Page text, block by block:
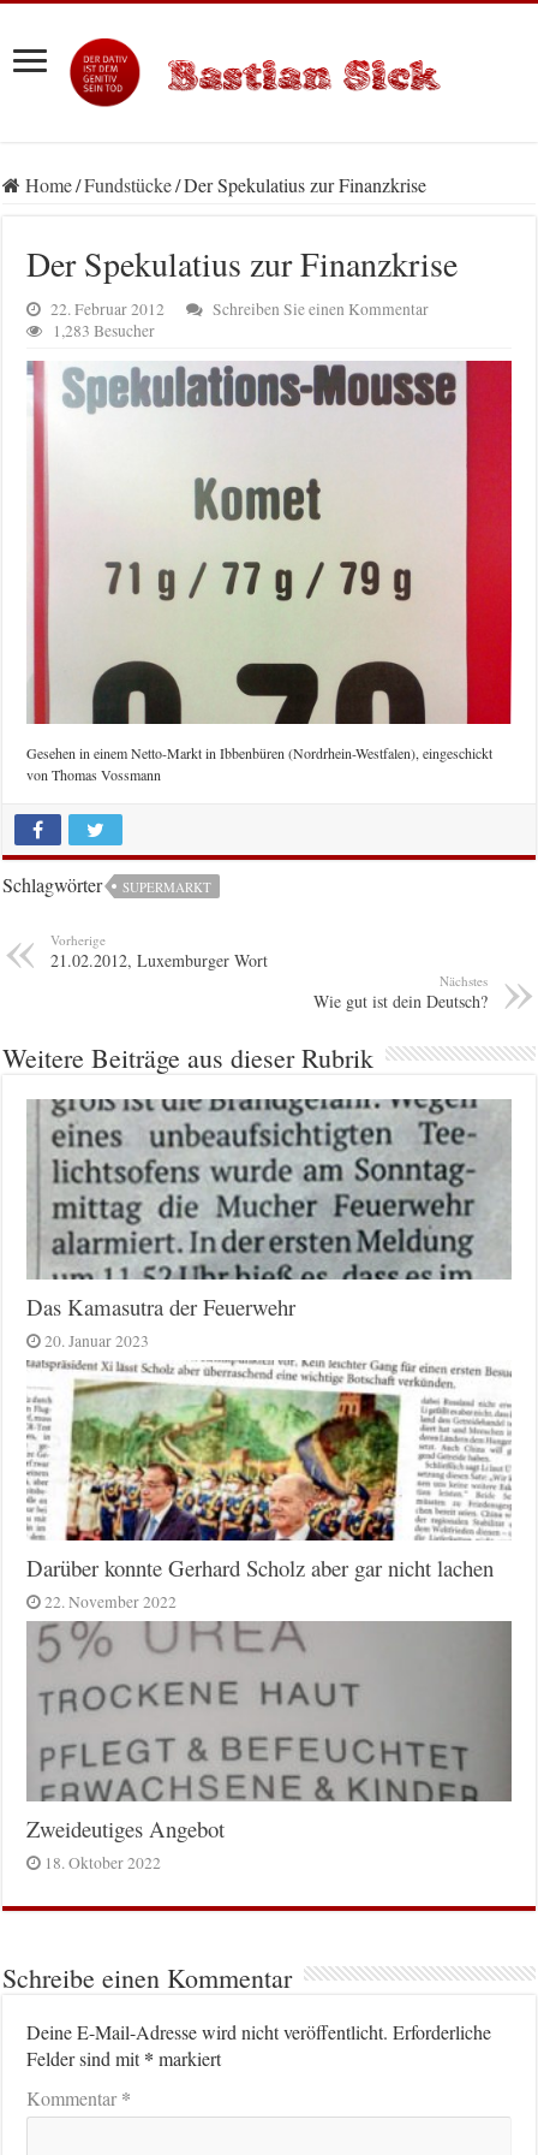
Home/Fundstücke/Der Spekulatius zur Finanzkrise
Der Spekulatius zur Finanzkrise
22. Februar 2012
Schreiben Sie einen Kommentar
1,283 Besucher
Gesehen in einem Netto-Markt in Ibbenbüren (Nordrhein-Westfalen), eingeschickt
von Thomas Vossmann
Schlagwörter SUPERMARKT
Vorherige
21.02.2012, Luxemburger Wort
Nächstes
Wie gut ist dein Deutsch?
Weitere Beiträge aus dieser Rubrik
Das Kamasutra der Feuerwehr
20. Januar 2023
Darüber konnte Gerhard Scholz aber gar nicht lachen
22. November 2022
Zweideutiges Angebot
18. Oktober 2022
Schreibe einen Kommentar
Deine E-Mail-Adresse wird nicht veröffentlicht. Erforderliche
Felder sind mit* markiert
Kommentar*